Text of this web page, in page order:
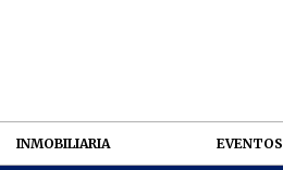
INMOBILIARIA EVENTOS